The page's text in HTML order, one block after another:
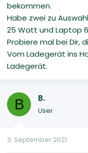
bekommen.
Habe zwei zu Auswahl
25 Watt und Laptop
Probiere mal bei Dir,
Vom Ladegerät ins
Ladegerät.
B B.
User
3. September 2021